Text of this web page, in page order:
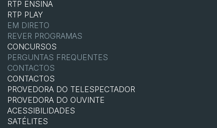
RTP ENSINA
RTP PLAY
EM DIRETO
REVER PROGRAMAS
CONCURSOS
PERGUNTAS FREQUENTES
CONTACTOS
CONTACTOS
PROVEDORA DO TELESPECTADOR
PROVEDORA DO OUVINTE
ACESSIBILIDADES
SATÉLITES